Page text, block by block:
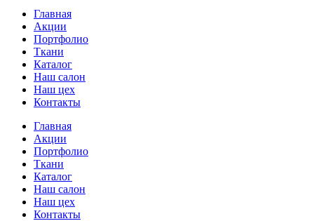
Главная
Акции
Портфолио
Ткани
Каталог
Наш салон
Наш цех
Контакты
Главная
Акции
Портфолио
Ткани
Каталог
Наш салон
Наш цех
Контакты